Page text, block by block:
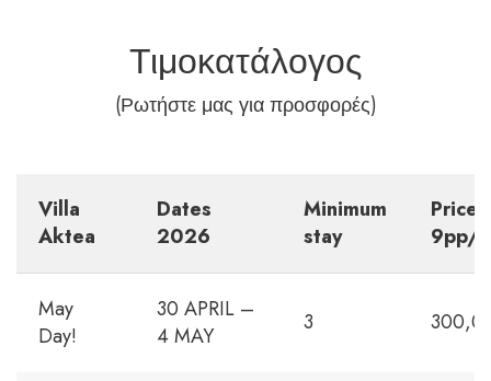
Τιμοκατάλογος
(Ρωτήστε μας για προσφορές)
Villa
Aktea
Dates
2026
Minimum
stay
Price
9pp/
May
Day!
30 APRIL –
4 MAY
3